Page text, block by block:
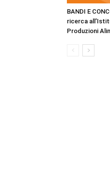
BANDI E
ricerca
Produzioni